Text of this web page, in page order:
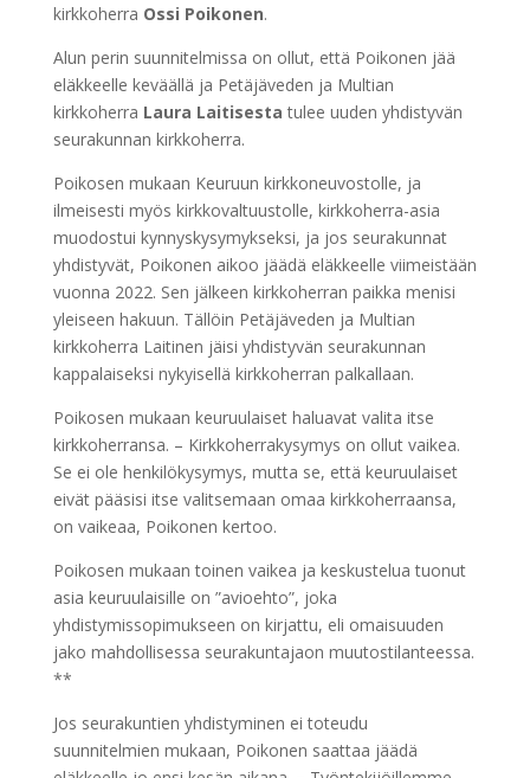
kirkkoherra Ossi Poikonen.
Alun perin suunnitelmissa on ollut, että Poikonen jää
eläkkeelle keväällä ja Petäjäveden ja Multian
kirkkoherra Laura Laitisesta tulee uuden yhdistyvän
seurakunnan kirkkoherra.
Poikosen mukaan Keuruun kirkkoneuvostolle, ja
ilmeisesti myös kirkkovaltuustolle, kirkkoherra-asia
muodostui kynnyskysymykseksi, ja jos seurakunnat
yhdistyvät, Poikonen aikoo jäädä eläkkeelle viimeistään
vuonna 2022. Sen jälkeen kirkkoherran paikka menisi
yleiseen hakuun. Tällöin Petäjäveden ja Multian
kirkkoherra Laitinen jäisi yhdistyvän seurakunnan
kappalaiseksi nykyisellä kirkkoherran palkallaan.
Poikosen mukaan keuruulaiset haluavat valita itse
kirkkoherransa. – Kirkkoherrakysymys on ollut vaikea.
Se ei ole henkilökysymys, mutta se, että keuruulaiset
eivät pääsisi itse valitsemaan omaa kirkkoherraansa,
on vaikeaa, Poikonen kertoo.
Poikosen mukaan toinen vaikea ja keskustelua tuonut
asia keuruulaisille on ”avioehto”, joka
yhdistymissopimukseen on kirjattu, eli omaisuuden
jako mahdollisessa seurakuntajaon muutostilanteessa.
**
Jos seurakuntien yhdistyminen ei toteudu
suunnitelmien mukaan, Poikonen saattaa jäädä